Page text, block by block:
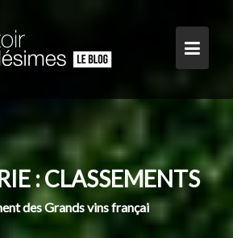
:CLASSEMENTS
des Grands vins françai